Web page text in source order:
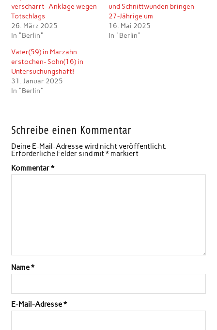
verscharrt- Anklage wegen
Totschlags
26. März 2025
In "Berlin"
und Schnittwunden bringen
27-Jährige um
16. Mai 2025
In "Berlin"
Vater(59) in Marzahn
erstochen- Sohn(16) in
Untersuchungshaft!
31. Januar 2025
In "Berlin"
Schreibe einen Kommentar
Deine E-Mail-Adresse wird nicht veröffentlicht.
Erforderliche Felder sind mit*markiert
Kommentar*
Name*
E-Mail-Adresse*